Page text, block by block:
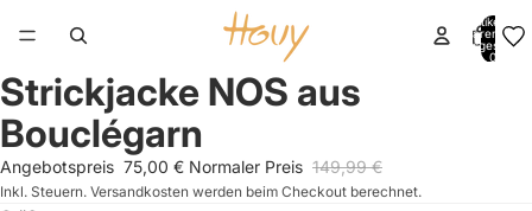
Artikel im
Warenkorb
insgesamt:
0
Bild
im
Vollbildmodus
öffnen
Bild
im
Vollbildmodus
öffnen
Strickjacke NOS aus
Bouclégarn
Angebotspreis 75,00 € Normaler Preis 149,99 €
Inkl. Steuern. Versandkosten werden beim Checkout berechnet.